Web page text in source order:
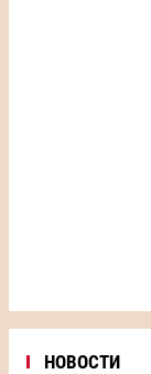
НОВОСТИ